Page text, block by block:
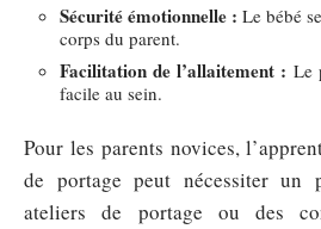
Sécurité émotionnelle : Le bébé
corps du parent.
Facilitation de l’allaitement : Le
facile au sein.
Pour les parents novices,
de portage peut nécessiter un
ateliers de portage ou des